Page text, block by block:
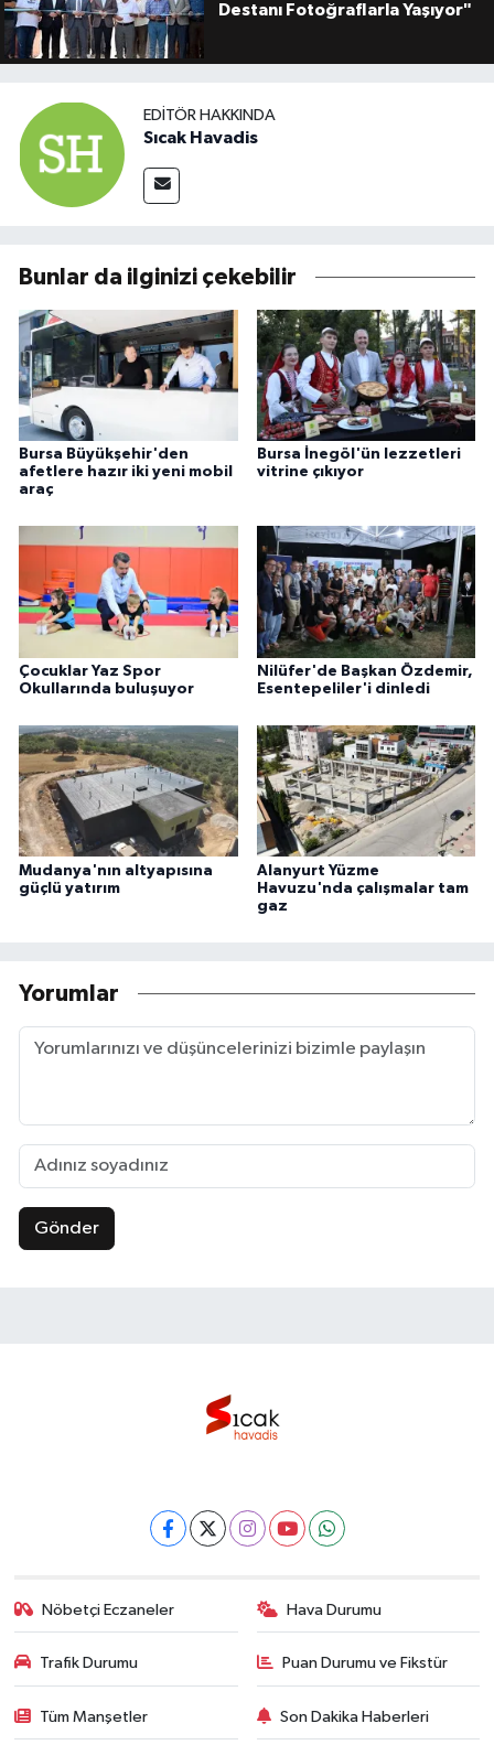
Destanı Fotoğraflarla Yaşıyor"
EDITÖR HAKKINDA
Sıcak Havadis
Bunlar da ilginizi çekebilir
Bursa Büyükşehir'den
afetlere hazır iki yeni mobil
araç
Bursa İnegöl'ün lezzetleri
vitrine çıkıyor
Çocuklar Yaz Spor
Okullarında buluşuyor
Nilüfer'de Başkan Özdemir,
Esentepeliler'i dinledi
Mudanya'nın altyapısına
güçlü yatırım
Alanyurt Yüzme
Havuzu'nda çalışmalar tam
gaz
Yorumlar
Gönder
Nöbetçi Eczaneler Hava Durumu
Trafik Durumu Puan Durumu ve Fikstür
Tüm Manşetler Son Dakika Haberleri